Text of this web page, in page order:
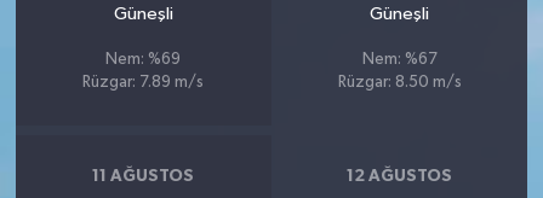
Güneşli
Nem: %69
Rüzgar: 7.89 m/s
Güneşli
Nem: %67
Rüzgar: 8.50 m/s
11 AĞUSTOS 12 AĞUSTOS